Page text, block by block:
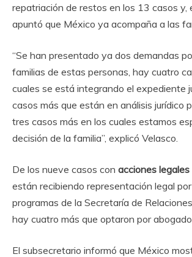
repatriación de restos en los 13 casos y,
apuntó que México ya acompaña a las
“Se han presentado ya dos demandas
familias de estas personas, hay cuatro
cuales se está integrando el expediente
casos más que están en análisis jurídico
tres casos más en los cuales estamos
decisión de la familia”, explicó Velasco.
De los nueve casos con acciones legales
están recibiendo representación legal
programas de la Secretaría de
hay cuatro más que optaron por
El subsecretario informó que México